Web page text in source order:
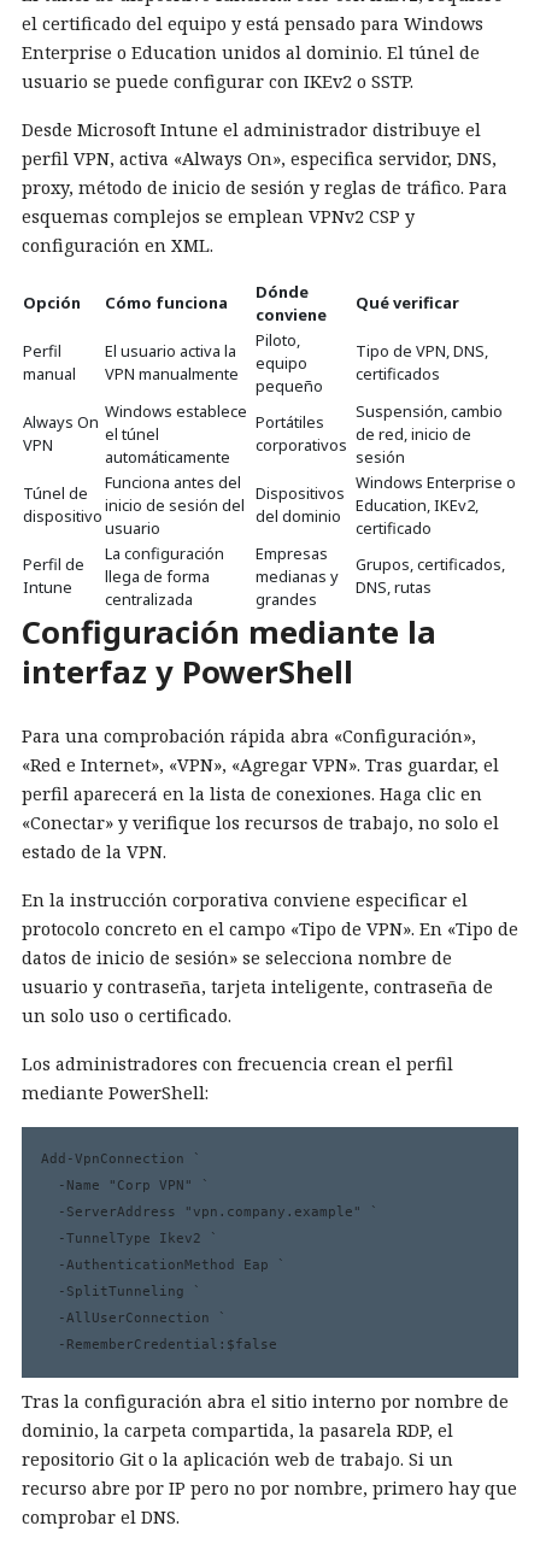
el certificado del equipo y está pensado para Windows
Enterprise o Education unidos al dominio. El túnel de
usuario se puede configurar con IKEv2 o SSTP.
Desde Microsoft Intune el administrador distribuye el
perfil VPN, activa «Always On», especifica servidor, DNS,
proxy, método de inicio de sesión y reglas de tráfico. Para
esquemas complejos se emplean VPNv2 CSP y
configuración en XML.
Opción Cómo funciona
Dónde
conviene
Qué verificar
Perfil
manual
El usuario activa la
VPN manualmente
Piloto,
equipo
pequeño
Tipo de VPN, DNS,
certificados
Always On
VPN
Windows establece
el túnel
automáticamente
Portátiles
corporativos
Suspensión, cambio
de red, inicio de
sesión
Túnel de
dispositivo
Funciona antes del
inicio de sesión del
usuario
Dispositivos
del dominio
Windows Enterprise o
Education, IKEv2,
certificado
Perfil de
Intune
La configuración
llega de forma
centralizada
Empresas
medianas y
grandes
Grupos, certificados,
DNS, rutas
Configuración mediante la
interfaz y PowerShell
Para una comprobación rápida abra «Configuración»,
«Red e Internet», «VPN», «Agregar VPN». Tras guardar, el
perfil aparecerá en la lista de conexiones. Haga clic en
«Conectar» y verifique los recursos de trabajo, no solo el
estado de la VPN.
En la instrucción corporativa conviene especificar el
protocolo concreto en el campo «Tipo de VPN». En «Tipo de
datos de inicio de sesión» se selecciona nombre de
usuario y contraseña, tarjeta inteligente, contraseña de
un solo uso o certificado.
Los administradores con frecuencia crean el perfil
mediante PowerShell:
Add-VpnConnection `
  -RememberCredential:$false
Tras la configuración abra el sitio interno por nombre de
dominio, la carpeta compartida, la pasarela RDP, el
repositorio Git o la aplicación web de trabajo. Si un
recurso abre por IP pero no por nombre, primero hay que
comprobar el DNS.